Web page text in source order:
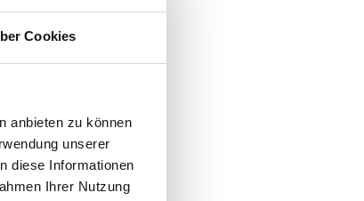
Cookies
anbieten zu können
unserer
diese Informationen
Ihrer Nutzung